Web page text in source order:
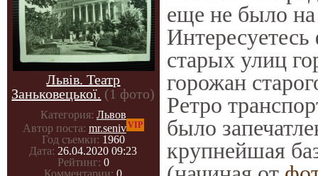
Львів. Театр
Заньковецької. (1 фото)
Категория: Львов
Автор поста: mr.senivVIP
Год съемки: 1960
Дата: 26.04.2020 09:23
Рейтинг: 0
еще не было на
Интересуетесь
старых улиц
горожан
Ретро
было
крупнейшая